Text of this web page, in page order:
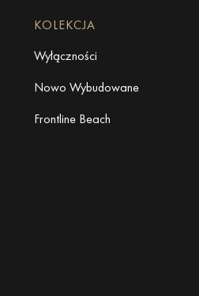
KOLEKCJA
Wyłączności
Nowo Wybudowane
Frontline Beach